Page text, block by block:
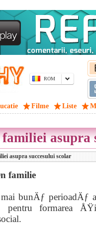
ROM
Filme Liste
asupra
asupra succesului scolar
familie
bunÄƒ perioadÄƒ a
pentru formarea ÅŸi